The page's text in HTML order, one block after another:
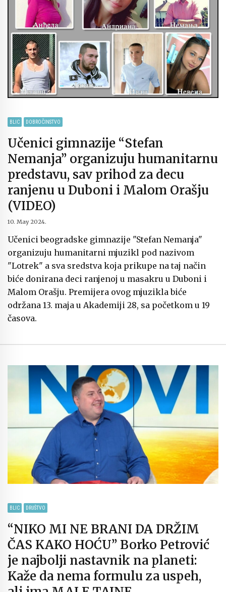
BLIC DOBROČINSTVO
Učenici gimnazije “Stefan
Nemanja” organizuju humanitarnu
predstavu, sav prihod za decu
ranjenu u Duboni i Malom Orašju
(VIDEO)
10. May 2024.
Učenici beogradske gimnazije "Stefan Nemanja"
organizuju humanitarni mjuzikl pod nazivom
"Lotrek" a sva sredstva koja prikupe na taj način
biće donirana deci ranjenoj u masakru u Duboni i
Malom Orašju. Premijera ovog mjuzikla biće
održana 13. maja u Akademiji 28, sa početkom u 19
časova.
BLIC DRUŠTVO
“NIKO MI NE BRANI DA DRŽIM
ČAS KAKO HOĆU” Borko Petrović
je najbolji nastavnik na planeti:
Kaže da nema formulu za uspeh,